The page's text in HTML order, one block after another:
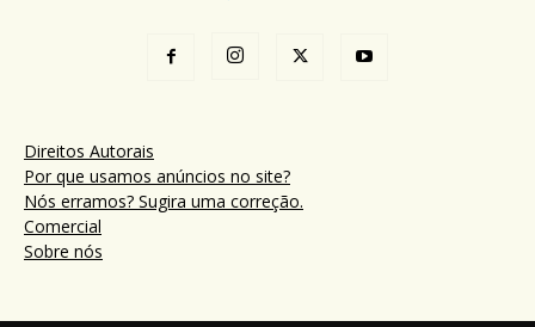
Direitos Autorais
Por que usamos anúncios no site?
Nós erramos? Sugira uma correção.
Comercial
Sobre nós